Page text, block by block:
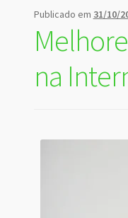
Publicado em 31/10/
na